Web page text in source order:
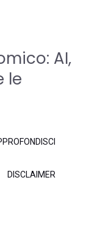
AI,
le
DISCLAIMER